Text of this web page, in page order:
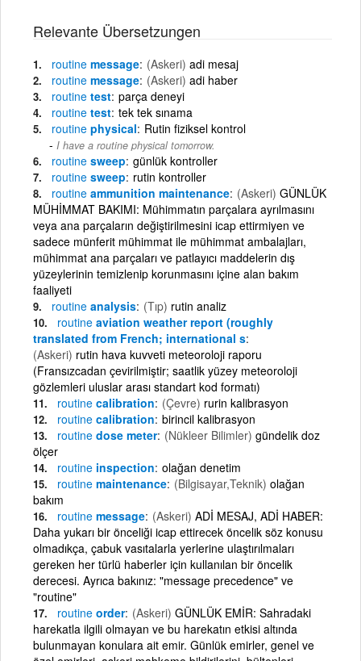
Relevante Übersetzungen
routine message (Askeri) adi mesaj
routine message (Askeri) adi haber
routine test parça deneyi
routine test tek tek sınama
routine physical Rutin fiziksel kontrol
I have a routine physical tomorrow.
routine sweep günlük kontroller
routine sweep rutin kontroller
routine ammunition maintenance (Askeri) GÜNLÜK
MÜHİMMAT BAKIMI: Mühimmatın parçalara ayrılmasını
veya ana parçaların değiştirilmesini icap ettirmiyen ve
sadece münferit mühimmat ile mühimmat ambalajları,
mühimmat ana parçaları ve patlayıcı maddelerin dış
yüzeylerinin temizlenip korunmasını içine alan bakım
faaliyeti
routine analysis (Tıp) rutin analiz
routine aviation weather report (roughly
translated from French; international s
(Askeri) rutin hava kuvveti meteoroloji raporu
(Fransızcadan çevirilmiştir; saatlik yüzey meteoroloji
gözlemleri uluslar arası standart kod formatı)
routine calibration (Çevre) rurin kalibrasyon
routine calibration birincil kalibrasyon
routine dose meter (Nükleer Bilimler) gündelik doz
ölçer
routine inspection olağan denetim
routine maintenance (Bilgisayar,Teknik) olağan
bakım
routine message (Askeri) ADİ MESAJ, ADİ HABER:
Daha yukarı bir önceliği icap ettirecek öncelik söz konusu
olmadıkça, çabuk vasıtalarla yerlerine ulaştırılmaları
gereken her türlü haberler için kullanılan bir öncelik
derecesi. Ayrıca bakınız: "message precedence" ve
"routine"
routine order (Askeri) GÜNLÜK EMİR: Sahradaki
harekatla ilgili olmayan ve bu harekatın etkisi altında
bulunmayan konulara ait emir. Günlük emirler, genel ve